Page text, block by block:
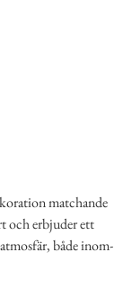
matchande
och erbjuder ett
både inom-